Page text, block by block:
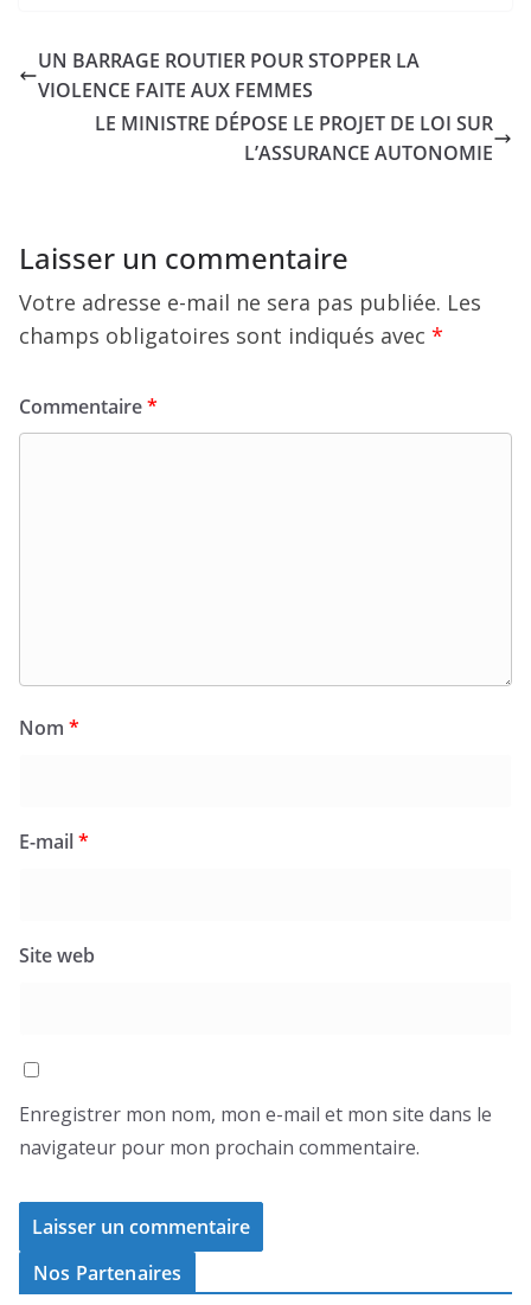
UN BARRAGE ROUTIER POUR STOPPER LA
VIOLENCE FAITE AUX FEMMES
LE MINISTRE DÉPOSE LE PROJET DE LOI SUR
L’ASSURANCE AUTONOMIE
Laisser un commentaire
Votre adresse e-mail ne sera pas publiée. Les
champs obligatoires sont indiqués avec *
Commentaire*
Nom *
E-mail*
Site web
Enregistrer mon nom, mon e-mail et mon site dans le
navigateur pour mon prochain commentaire.
Nos Partenaires